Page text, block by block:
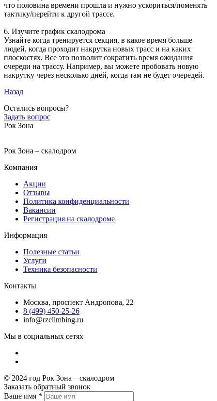
что половина времени прошла и нужно ускориться/поменять
тактику/перейти к другой трассе.
6. Изучите график скалодрома
Узнайте когда тренируется секция, в какое время больше
людей, когда проходит накрутка новых трасс и на каких
плоскостях. Все это позволит сократить время ожидания
очереди на трассу. Например, вы можете пробовать новую
накрутку через несколько дней, когда там не будет очередей.
Назад
Остались вопросы?
Задать вопрос
Рок Зона
Рок Зона – скалодром
Компания
Акции
Отзывы
Политика конфиденциальности
Вакансии
Регистрация на скалодроме
Информация
Полезные статьи
Услуги
Техника безопасности
Контакты
Москва, проспект Андропова, 22
8 (499) 450-25-26
info@rzclimbing.ru
Мы в социальных сетях
© 2024 год Рок Зона – скалодром
Заказать обратный звонок
Ваше имя *